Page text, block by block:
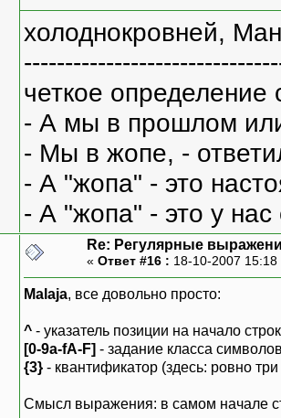
холоднокровней,
четкое
- А мы в прошлом
- Мы в жопе, -
- А "жопа" - это
- А "жопа" - это у
Re: Регулярные
« Ответ #16 : 18-10-2007
Malaja, все довольно просто:
^ - указатель позиции на начало
[0-9a-fA-F] - задание класса
{3} - квантификатор (здесь: ровно
Смысл выражения: в самом начале